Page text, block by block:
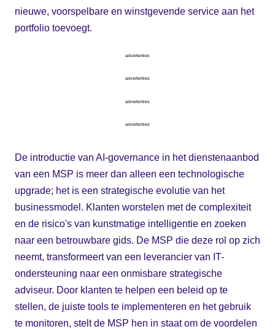
nieuwe, voorspelbare en winstgevende service aan het
portfolio toevoegt.
advertenties
advertenties
advertenties
advertenties
De introductie van AI-governance in het dienstenaanbod
van een MSP is meer dan alleen een technologische
upgrade; het is een strategische evolutie van het
businessmodel. Klanten worstelen met de complexiteit
en de risico's van kunstmatige intelligentie en zoeken
naar een betrouwbare gids. De MSP die deze rol op zich
neemt, transformeert van een leverancier van IT-
ondersteuning naar een onmisbare strategische
adviseur. Door klanten te helpen een beleid op te
stellen, de juiste tools te implementeren en het gebruik
te monitoren, stelt de MSP hen in staat om de voordelen